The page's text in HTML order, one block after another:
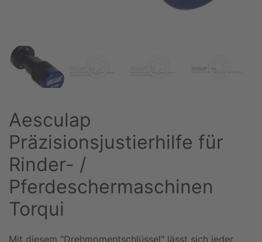
Aesculap
Präzisionsjustierhilfe für
Rinder- /
Pferdeschermaschinen
Torqui
Mit diesem "Drehmomentschlüssel" lässt sich jeder